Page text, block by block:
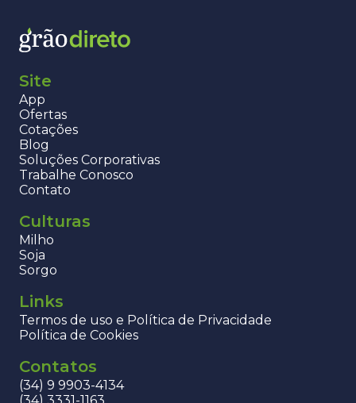
Site
App
Ofertas
Cotações
Blog
Soluções Corporativas
Trabalhe Conosco
Contato
Culturas
Milho
Soja
Sorgo
Links
Termos de uso e Política de Privacidade
Política de Cookies
Contatos
(34) 9 9903-4134